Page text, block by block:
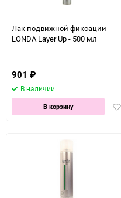
Лак подвижной фиксации
LONDA Layer Up - 500 мл
901 ₽
В наличии
В корзину